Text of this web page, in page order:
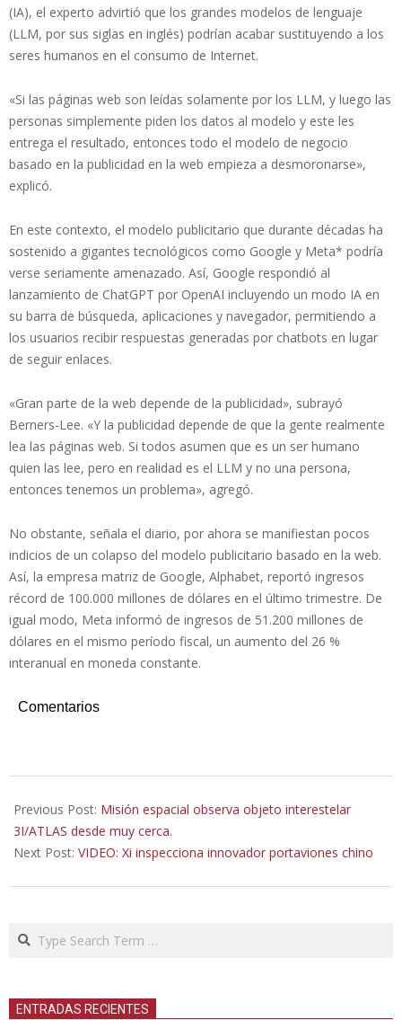
(IA), el experto advirtió que los grandes modelos de lenguaje
(LLM, por sus siglas en inglés) podrían acabar sustituyendo a los
seres humanos en el consumo de Internet.
«Si las páginas web son leídas solamente por los LLM, y luego las
personas simplemente piden los datos al modelo y este les
entrega el resultado, entonces todo el modelo de negocio
basado en la publicidad en la web empieza a desmoronarse»,
explicó.
En este contexto, el modelo publicitario que durante décadas ha
sostenido a gigantes tecnológicos como Google y Meta* podría
verse seriamente amenazado. Así, Google respondió al
lanzamiento de ChatGPT por OpenAI incluyendo un modo IA en
su barra de búsqueda, aplicaciones y navegador, permitiendo a
los usuarios recibir respuestas generadas por chatbots en lugar
de seguir enlaces.
«Gran parte de la web depende de la publicidad», subrayó
Berners-Lee. «Y la publicidad depende de que la gente realmente
lea las páginas web. Si todos asumen que es un ser humano
quien las lee, pero en realidad es el LLM y no una persona,
entonces tenemos un problema», agregó.
No obstante, señala el diario, por ahora se manifiestan pocos
indicios de un colapso del modelo publicitario basado en la web.
Así, la empresa matriz de Google, Alphabet, reportó ingresos
récord de 100.000 millones de dólares en el último trimestre. De
igual modo, Meta informó de ingresos de 51.200 millones de
dólares en el mismo período fiscal, un aumento del 26 %
interanual en moneda constante.
Comentarios
11-
07
Previous Post: Misión espacial observa objeto interestelar
3I/ATLAS desde muy cerca.
Next Post: VIDEO: Xi inspecciona innovador portaviones chino
Search
ENTRADAS RECIENTES